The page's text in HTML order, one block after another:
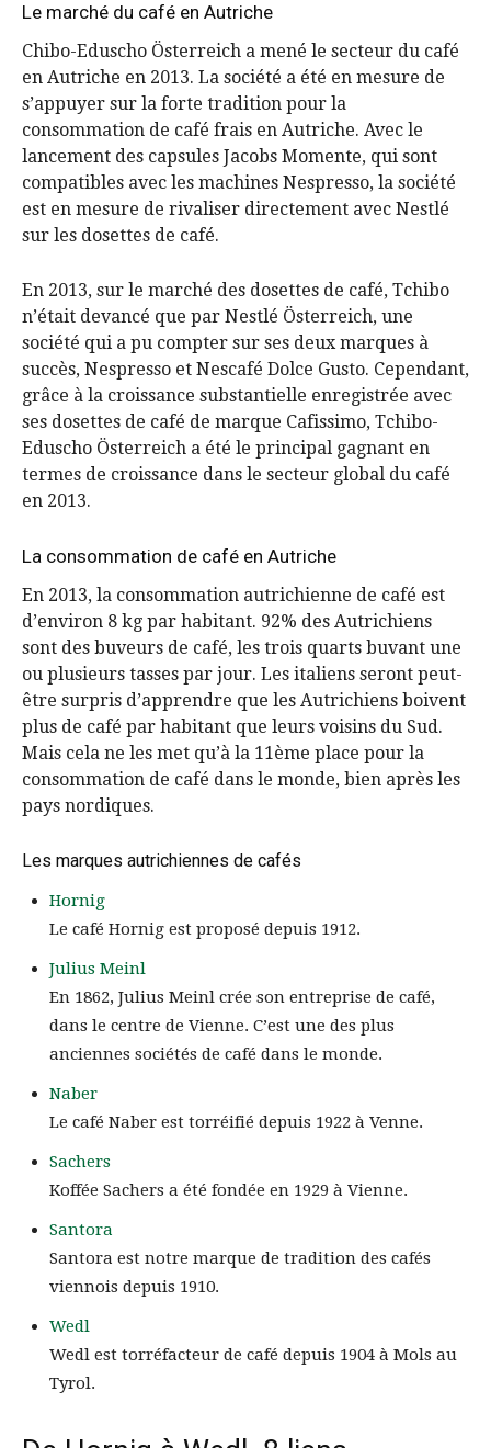
Le marché du café en Autriche
Chibo-Eduscho Österreich a mené le secteur du café
en Autriche en 2013. La société a été en mesure de
s’appuyer sur la forte tradition pour la
consommation de café frais en Autriche. Avec le
lancement des capsules Jacobs Momente, qui sont
compatibles avec les machines Nespresso, la société
est en mesure de rivaliser directement avec Nestlé
sur les dosettes de café.
En 2013, sur le marché des dosettes de café, Tchibo
n’était devancé que par Nestlé Österreich, une
société qui a pu compter sur ses deux marques à
succès, Nespresso et Nescafé Dolce Gusto. Cependant,
grâce à la croissance substantielle enregistrée avec
ses dosettes de café de marque Cafissimo, Tchibo-
Eduscho Österreich a été le principal gagnant en
termes de croissance dans le secteur global du café
en 2013.
La consommation de café en Autriche
En 2013, la consommation autrichienne de café est
d’environ 8 kg par habitant. 92% des Autrichiens
sont des buveurs de café, les trois quarts buvant une
ou plusieurs tasses par jour. Les italiens seront peut-
être surpris d’apprendre que les Autrichiens boivent
plus de café par habitant que leurs voisins du Sud.
Mais cela ne les met qu’à la 11ème place pour la
consommation de café dans le monde, bien après les
pays nordiques.
Les marques autrichiennes de cafés
Hornig
Le café Hornig est proposé depuis 1912.
Julius Meinl
En 1862, Julius Meinl crée son entreprise de café,
dans le centre de Vienne. C’est une des plus
anciennes sociétés de café dans le monde.
Naber
Le café Naber est torréifié depuis 1922 à Venne.
Sachers
Koffée Sachers a été fondée en 1929 à Vienne.
Santora
Santora est notre marque de tradition des cafés
viennois depuis 1910.
Wedl
Wedl est torréfacteur de café depuis 1904 à Mols au
Tyrol.